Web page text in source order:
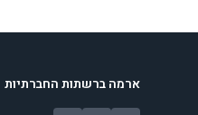
ארמה ברשתות החברתיות